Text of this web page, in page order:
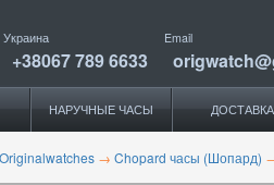
Украина
+38067 789 6633
Email
НАРУЧНЫЕ ЧАСЫ ДОСТАВКА
→ Chopard часы (Шопард)